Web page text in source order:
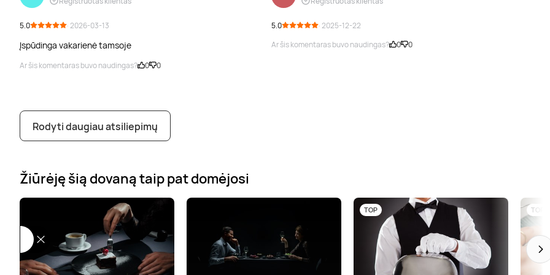
5.0 · 2026-03-13
Įspūdinga vakarienė tamsoje
Ar šis komentaras buvo naudingas? 0 0
5.0
· 2025-12-22
Ar šis komentaras buvo naudingas?
0 0
Rodyti daugiau atsiliepimų
Žiūrėję šią dovaną taip pat domėjosi
TOP TOP